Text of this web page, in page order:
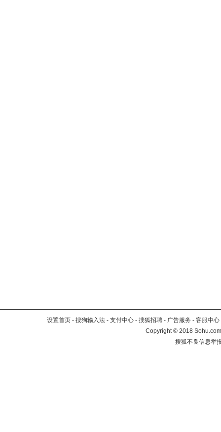
设置首页 - 搜狗输入法 - 支付中心 - 搜狐招聘 - 广告服务 - 客服中心
Copyright©2018
搜狐不良信息举